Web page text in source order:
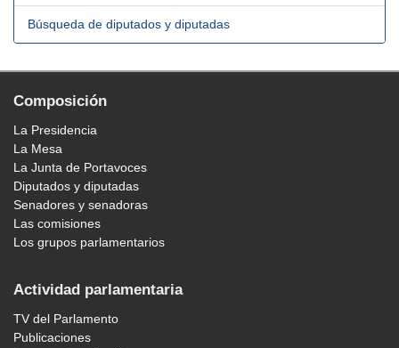
Búsqueda de diputados y diputadas
Composición
La Presidencia
La Mesa
La Junta de Portavoces
Diputados y diputadas
Senadores y senadoras
Las comisiones
Los grupos parlamentarios
Actividad parlamentaria
TV del Parlamento
Publicaciones